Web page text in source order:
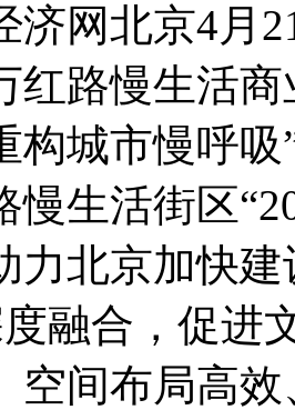
北京4月21
红路慢生活
城市慢呼吸
慢生活街区
力北京加快
融合，促进
空间布局高